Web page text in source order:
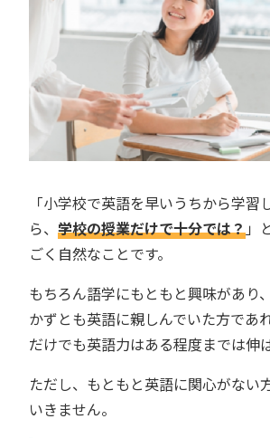
「小学校で英語を早いうちから学習
ら、 学校の授業だけで十分では？」
ごく自然なことです。
もちろん語学にもともと興味があり
かずとも英語に親しんでいた方であ
だけでも英語力はある程度までは伸
ただし、もともと英語に関心がない
いきません。